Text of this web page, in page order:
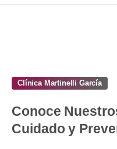
Clínica Martinelli García
Conoce
Cuidado y